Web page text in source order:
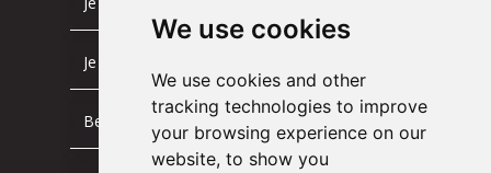
We use cookies
We use cookies and other
tracking technologies to improve
your browsing experience on our
website, to show you